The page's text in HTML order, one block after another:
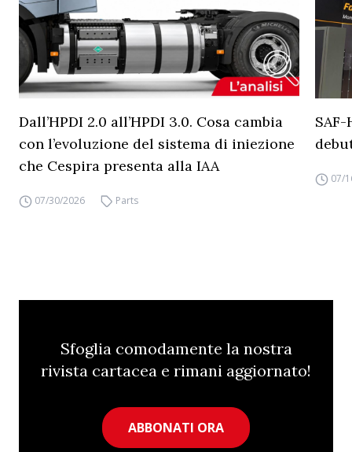
Dall’HPDI 2.0 all’HPDI 3.0. Cosa cambia
con l’evoluzione del sistema di iniezione
che Cespira presenta alla IAA
07/30/2026 Parts
07/
Sfoglia comodamente la nostra
rivista cartacea e rimani aggiornato!
ABBONATI ORA